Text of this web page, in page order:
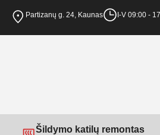
Partizanų g. 24, Kaunas I-V 09:00 -
Šildymo katilų remontas